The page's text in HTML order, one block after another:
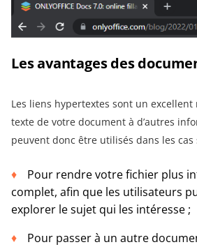
Les avantages des
Les liens hypertextes sont un
texte de votre document à d’autres
peuvent donc être utilisés dans les cas
Pour rendre votre fichier plus
complet, afin que les utilisateurs
explorer le sujet qui les intéresse ;
Pour passer à un autre